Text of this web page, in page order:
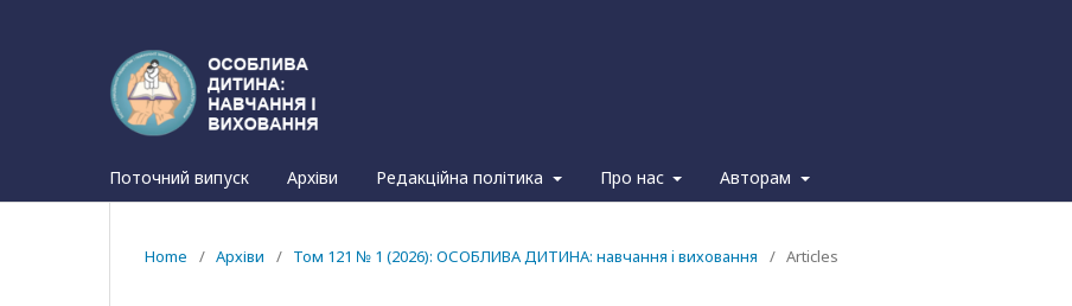
Поточний випуск Архіви Редакційна політика Про нас Авторам
Home / Архіви / Том 121 № 1 (2026): ОСОБЛИВА ДИТИНА: навчання i виховання / Articles